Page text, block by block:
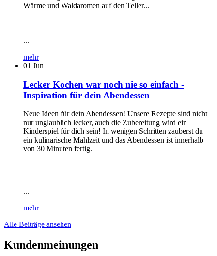
Wärme und Waldaromen auf den Teller...
...
mehr
01 Jun
Lecker Kochen war noch nie so einfach -
Inspiration für dein Abendessen
Neue Ideen für dein Abendessen! Unsere Rezepte sind nicht
nur unglaublich lecker, auch die Zubereitung wird ein
Kinderspiel für dich sein! In wenigen Schritten zauberst du
ein kulinarische Mahlzeit und das Abendessen ist innerhalb
von 30 Minuten fertig.
...
mehr
Alle Beiträge ansehen
Kundenmeinungen